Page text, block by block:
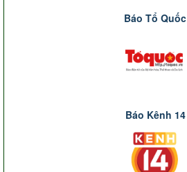
Báo Tổ Quốc
Báo Kênh 14